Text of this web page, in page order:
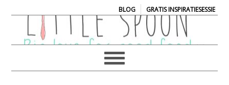
BLOG| GRATIS INSPIRATIESESSIE